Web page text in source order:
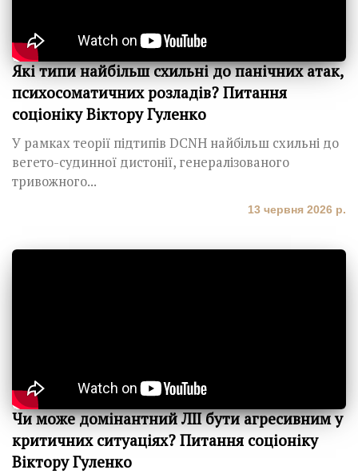
Які типи найбільш схильні до панічних атак,
психосоматичних розладів? Питання
соціоніку Віктору Гуленко
У рамках теорії підтипів DCNH найбільш схильні до
вегето-судинної дистонії, генералізованого
тривожного...
13 червня 2026 р.
Чи може домінантний ЛІІ бути агресивним у
критичних ситуаціях? Питання соціоніку
Віктору Гуленко